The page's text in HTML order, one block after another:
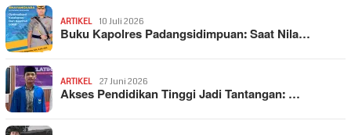
ARTIKEL 10 Juli 2026
Buku Kapolres Padangsidimpuan: Saat Nila…
ARTIKEL 27 Juni 2026
Akses Pendidikan Tinggi Jadi Tantangan: …